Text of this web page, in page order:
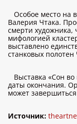
Особое место на
Валерия Чтака.
смерти художника,
мифологией
выставлено
станковых
Выставка «Сон
даты окончания.
может
Источник: